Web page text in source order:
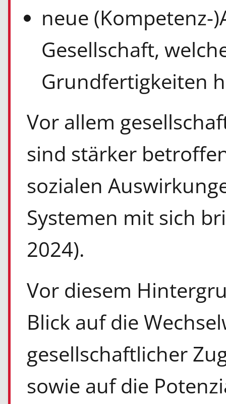
neue (Kompetenz-
Gesellschaft,
Grundfertigkeiten
Vor allem
sind stärker
sozialen
Systemen mit sich
2024).
Vor diesem
Blick auf die
gesellschaftlicher
sowie auf die